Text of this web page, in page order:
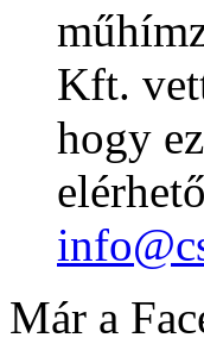
Kft.
hogy
Már a